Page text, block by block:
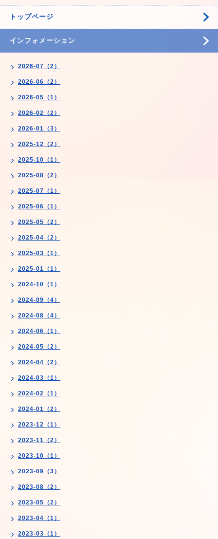
トップページ
インフォメーション
2026-07（2）
2026-06（2）
2026-05（1）
2026-02（2）
2026-01（3）
2025-12（2）
2025-10（1）
2025-08（2）
2025-07（1）
2025-06（1）
2025-05（2）
2025-04（2）
2025-03（1）
2025-01（1）
2024-10（1）
2024-09（4）
2024-08（4）
2024-06（1）
2024-05（2）
2024-04（2）
2024-03（1）
2024-02（1）
2024-01（2）
2023-12（1）
2023-11（2）
2023-10（1）
2023-09（3）
2023-08（2）
2023-05（2）
2023-04（1）
2023-03（1）